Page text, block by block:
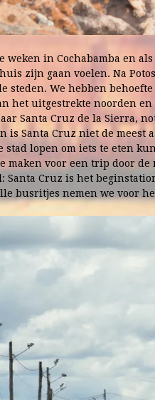
weken in Cochabamba en
zijn gaan voelen. Na
steden. We hebben
het uitgestrekte noorden
Santa Cruz de la Sierra,
is Santa Cruz niet de meest
stad lopen om iets te eten
maken voor een trip door
Santa Cruz is het
busritjes nemen we voor